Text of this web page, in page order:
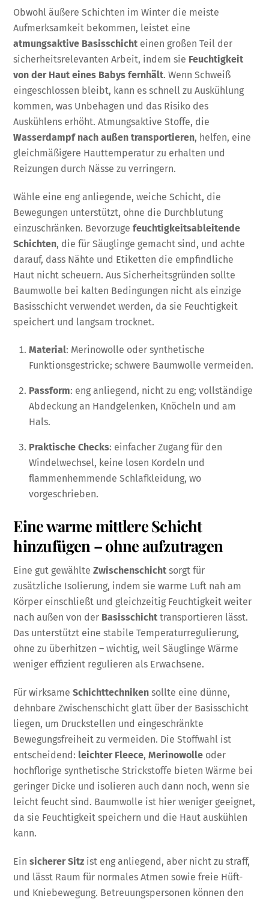
Obwohl äußere Schichten im Winter die meiste
Aufmerksamkeit bekommen, leistet eine
atmungsaktive Basisschicht einen großen Teil der
sicherheitsrelevanten Arbeit, indem sie Feuchtigkeit
von der Haut eines Babys fernhält. Wenn Schweiß
eingeschlossen bleibt, kann es schnell zu Auskühlung
kommen, was Unbehagen und das Risiko des
Auskühlens erhöht. Atmungsaktive Stoffe, die
Wasserdampf nach außen transportieren, helfen, eine
gleichmäßigere Hauttemperatur zu erhalten und
Reizungen durch Nässe zu verringern.
Wähle eine eng anliegende, weiche Schicht, die
Bewegungen unterstützt, ohne die Durchblutung
einzuschränken. Bevorzugefeuchtigkeitsableitende
Schichten, die für Säuglinge gemacht sind, und achte
darauf, dass Nähte und Etiketten die empfindliche
Haut nicht scheuern. Aus Sicherheitsgründen sollte
Baumwolle bei kalten Bedingungen nicht als einzige
Basisschicht verwendet werden, da sie Feuchtigkeit
speichert und langsam trocknet.
Material: Merinowolle oder synthetische
Funktionsgestricke; schwere Baumwolle vermeiden.
Passform: eng anliegend, nicht zu eng; vollständige
Abdeckung an Handgelenken, Knöcheln und am
Hals.
Praktische Checks: einfacher Zugang für den
Windelwechsel, keine losen Kordeln und
flammenhemmende Schlafkleidung, wo
vorgeschrieben.
Eine warme mittlere Schicht
hinzufügen – ohne aufzutragen
Eine gut gewählteZwischenschicht sorgt für
zusätzliche Isolierung, indem sie warme Luft nah am
Körper einschließt und gleichzeitig Feuchtigkeit weiter
nach außen von der Basisschicht transportieren lässt.
Das unterstützt eine stabile Temperaturregulierung,
ohne zu überhitzen – wichtig, weil Säuglinge Wärme
weniger effizient regulieren als Erwachsene.
Für wirksameSchichttechniken sollte eine dünne,
dehnbare Zwischenschicht glatt über der Basisschicht
liegen, um Druckstellen und eingeschränkte
Bewegungsfreiheit zu vermeiden. Die Stoffwahl ist
entscheidend: leichter Fleece,Merinowolle oder
hochflorige synthetische Strickstoffe bieten Wärme bei
geringer Dicke und isolieren auch dann noch, wenn sie
leicht feucht sind. Baumwolle ist hier weniger geeignet,
da sie Feuchtigkeit speichern und die Haut auskühlen
kann.
Einsicherer Sitz ist eng anliegend, aber nicht zu straff,
und lässt Raum für normales Atmen sowie freie Hüft-
und Kniebewegung. Betreuungspersonen können den